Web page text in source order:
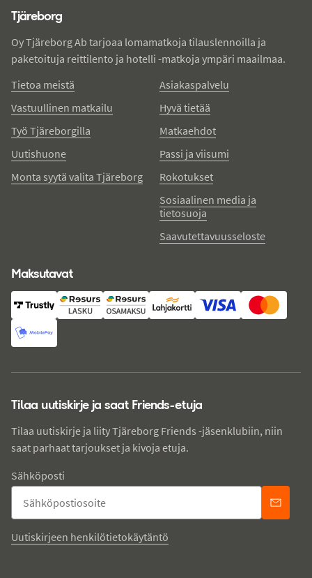
Tjäreborg
Oy Tjäreborg Ab tarjoaa lomamatkoja tilauslennoilla ja
paketoituja reittilento ja hotelli -matkoja ympäri maailmaa.
Tietoa meistä
Vastuullinen matkailu
Työ Tjäreborgilla
Uutishuone
Monta syytä valita Tjäreborg
Asiakaspalvelu
Hyvä tietää
Matkaehdot
Passi ja viisumi
Rokotukset
Sosiaalinen media ja
tietosuoja
Saavutettavuusseloste
Maksutavat
Tilaa uutiskirje ja saat Friends-etuja
Tilaa uutiskirje ja liity Tjäreborg Friends -jäsenklubiin, niin
saat parhaat tarjoukset ja kivoja etuja.
Sähköposti
Uutiskirjeen henkilötietokäytäntö